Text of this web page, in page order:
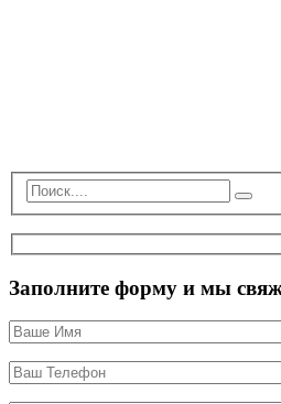
Заполните форму и мы